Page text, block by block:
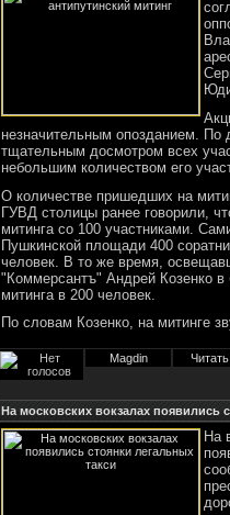
незначительным опозданием.
тщательным досмотром всех
небольшим количеством его
О количестве пришедших на
ГУВД столицы ранее говорили,
митинга со 100 участниками.
Пушкинской площади 400
человек. В то же время,
"Коммерсантъ" Андрей Козенко в
митинга в 200 человек.
По словам Козенко, на митинге
Magdin
На московских вокзалах появились
На